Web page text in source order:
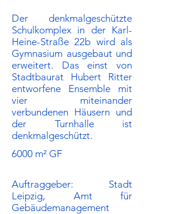
Der denkmalgeschützte
Schulkomplex in der Karl-
Heine-Straße 22b wird als
Gymnasium ausgebaut und
erweitert. Das einst von
Stadtbaurat Hubert Ritter
entworfene Ensemble mit
vier miteinander
verbundenen Häusern und
der Turnhalle ist
denkmalgeschützt.
6000 m² GF
Auftraggeber:​ Stadt
Leipzig, Amt für
Gebäudemanagement